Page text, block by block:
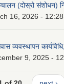
(दोस्रो संशोधन)
16, 2026 - 12:28
व्यवस्थापन
9, 2025 -